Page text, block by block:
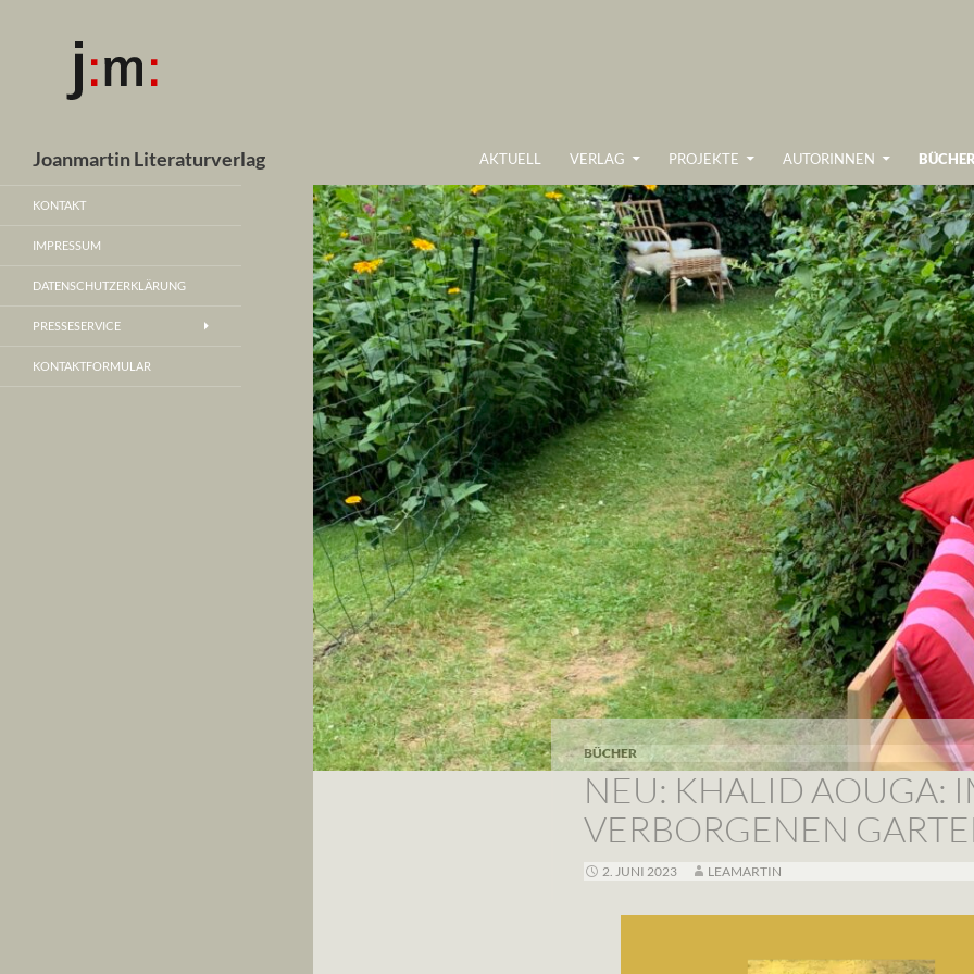
Joanmartin Literaturverlag
AKTUELL
VERLAG PROJEKTE AUTORINNEN
BÜCHER
NEU: KHALID AOUGA:
VERBORGENEN
2. JUNI 2023 LEAMARTIN
KONTAKT
IMPRESSUM
DATENSCHUTZERKLÄRUNG
PRESSESERVICE
KONTAKTFORMULAR